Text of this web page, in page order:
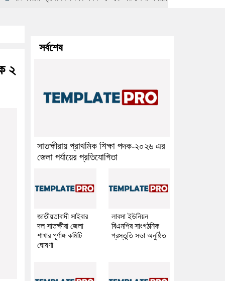
২
সর্বশেষ
সাতক্ষীরায় প্রাথমিক শিক্ষা পদক-২০২৬ এর
জেলা পর্যায়ের প্রতিযোগিতা
জাতীয়তাবাদী সাইবার
দল সাতক্ষীরা জেলা
শাখার পূর্ণাঙ্গ কমিটি
ঘোষণা
লাবসা ইউনিয়ন
বিএনপির সাংগঠনিক
প্রস্তুতি সভা অনুষ্ঠিত